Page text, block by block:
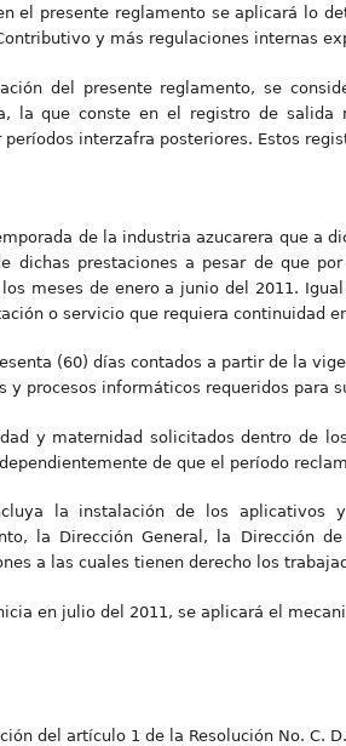
el presente reglamento se aplicará lo
y más regulaciones internas
del presente reglamento, se
la que conste en el registro de
interzafra posteriores. Estos
de la industria azucarera que a
dichas prestaciones a pesar de que
meses de enero a junio del 2011.
o servicio que requiera continuidad
(60) días contados a partir de la
y procesos informáticos requeridos para
y maternidad solicitados dentro de
de que el período
la instalación de los
la Dirección General, la Dirección
a las cuales tienen derecho los
en julio del 2011, se aplicará el
del artículo 1 de la Resolución No. C.